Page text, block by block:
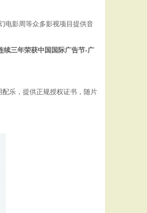
电影周等众多影视项目提供音
续三年荣获中国国际广告节-广
乐，提供正规授权证书，随片